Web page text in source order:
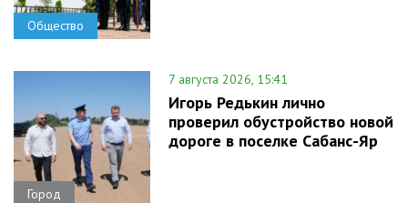
Общество
Город
7 августа 2026, 15:41
Игорь Редькин лично
проверил обустройство новой
дороге в поселке Сабанс-Яр